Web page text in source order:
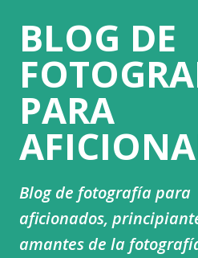
BLOG DE
PARA
Blog de fotografía para
aficionados,
amantes de la